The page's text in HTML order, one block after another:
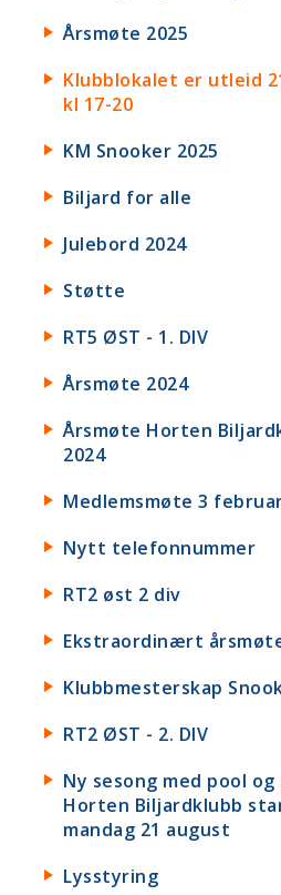
Årsmøte 2025
Klubblokalet er utleid
kl 17-20
KM Snooker 2025
Biljard for alle
Julebord 2024
Støtte
RT5 ØST - 1. DIV
Årsmøte 2024
Årsmøte Horten
2024
Medlemsmøte 3
Nytt telefonnummer
RT2 øst 2 div
Ekstraordinært
Klubbmesterskap
RT2 ØST - 2. DIV
Ny sesong med pool
Horten Biljardklubb
mandag 21 august
Lysstyring